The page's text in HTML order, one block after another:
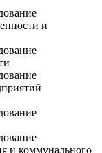
и
и коммунального